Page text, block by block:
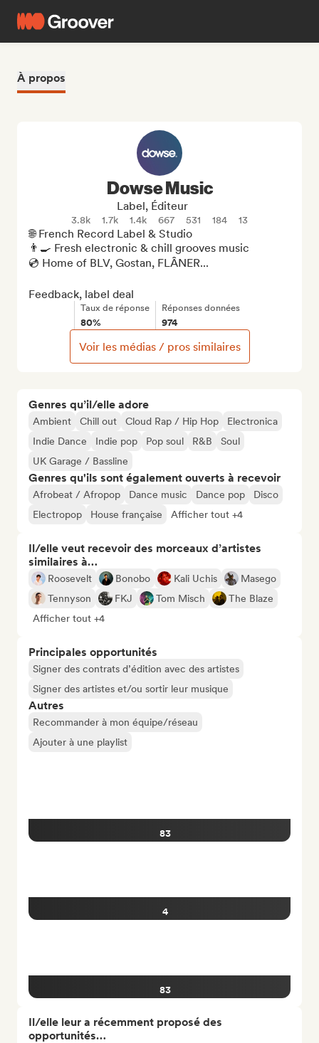
À propos
Genres qu’il/elle adore
Ambient Chill out Cloud Rap / Hip Hop
Electronica
Indie Dance
Indie pop Pop soul R&B
Soul
UK Garage / Bassline
Genres qu'ils sont également ouverts à recevoir
Afrobeat / Afropop Dance music Dance pop
Disco
Electropop
House française Afficher tout +4
Il/elle veut recevoir des morceaux d’artistes
similaires à…
Roosevelt Bonobo Kali Uchis
Masego
Tennyson
FKJ Tom Misch
The Blaze
Afficher tout +4
Principales opportunités
Signer des contrats d’édition avec des artistes
Signer des artistes et/ou sortir leur musique
Autres
Recommander à mon équipe/réseau
Ajouter à une playlist
83
4
83
Il/elle leur a récemment proposé des
opportunités…
Dowse Music
Label, Éditeur
3.8k 1.7k 1.4k 667 531 184 13
🌐 French Record Label & Studio
👨‍🍳 Fresh electronic & chill grooves music
💿 Home of BLV, Gostan, FLÂNER...
Feedback, label deal
Taux de réponse
80%
Réponses données
974
Voir les médias / pros similaires